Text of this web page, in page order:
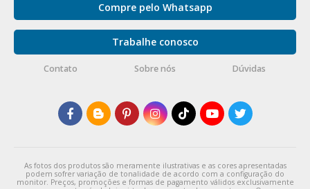
Compre pelo Whatsapp
Trabalhe conosco
Contato Sobre nós Dúvidas
As fotos dos produtos são meramente ilustrativas e as cores apresentadas
podem sofrer variação de tonalidade de acordo com a configuração do
monitor. Preços, promoções e formas de pagamento válidos exclusivamente